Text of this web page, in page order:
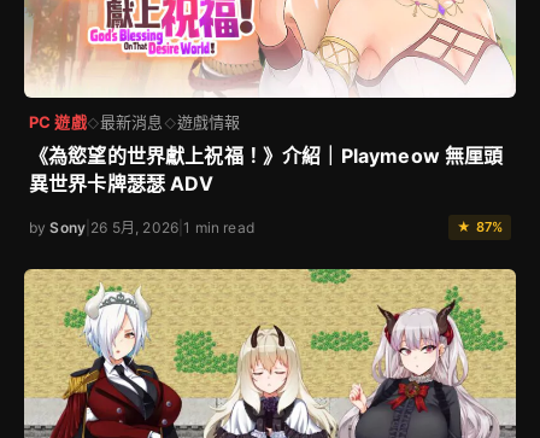
PC 遊戲◇最新消息 ◇遊戲情報
《為慾望的世界獻上祝福！》介紹｜Playmeow 無厘頭
異世界卡牌瑟瑟 ADV
bySony 26 5月, 2026 |1 min read ★ 87%